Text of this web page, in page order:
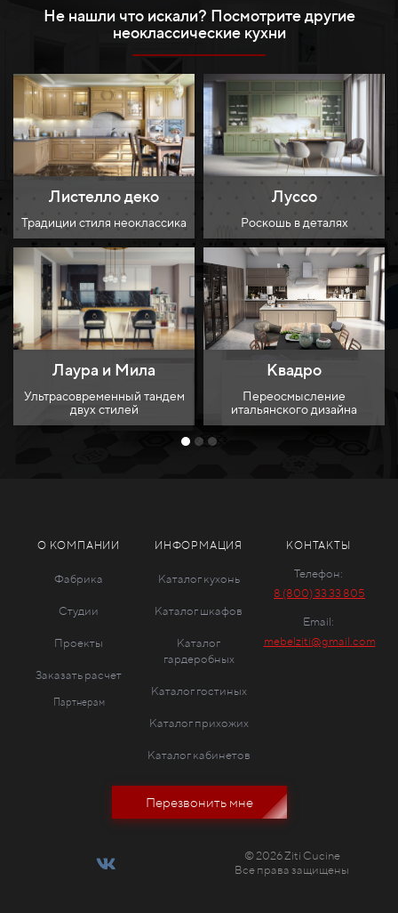
Не нашли что искали? Посмотрите другие
неоклассические кухни
Листелло деко
Традиции стиля неоклассика
Луссо
Роскошь в деталях
Лаура и Мила
Ультрасовременный тандем
двух стилей
Квадро
Переосмысление
итальянского дизайна
О КОМПАНИИ
Фабрика
Студии
Проекты
Заказать расчет
Партнерам
ИНФОРМАЦИЯ
Каталог кухонь
Каталог шкафов
Каталог
гардеробных
Каталог гостиных
Каталог прихожих
Каталог кабинетов
КОНТАКТЫ
Телефон:
8 (800) 33 33 805
Email:
mebelziti@gmail.com
Перезвонить мне
© 2026 Ziti Cucine
Все права защищены